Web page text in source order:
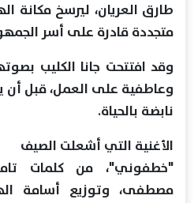
طارق العريان، ليرسخ مكانة
متجددة قادرة على أسر
وقد افتتحت جانا الكليب
وعاطفية على العمل، قبل أن
نابضة بالحياة.
الأغنية التي أشعلت الصيف
"خطفوني"، من كلمات
مصطفى، وتوزيع أسامة